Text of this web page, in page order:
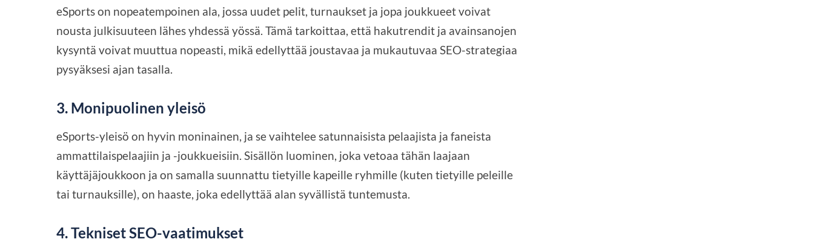
eSports on nopeatempoinen ala, jossa uudet pelit, turnaukset ja jopa joukkueet voivat
nousta julkisuuteen lähes yhdessä yössä. Tämä tarkoittaa, että hakutrendit ja avainsanojen
kysyntä voivat muuttua nopeasti, mikä edellyttää joustavaa ja mukautuvaa SEO-strategiaa
pysyäksesi ajan tasalla.
3. Monipuolinen yleisö
eSports-yleisö on hyvin moninainen, ja se vaihtelee satunnaisista pelaajista ja faneista
ammattilaispelaajiin ja -joukkueisiin. Sisällön luominen, joka vetoaa tähän laajaan
käyttäjäjoukkoon ja on samalla suunnattu tietyille kapeille ryhmille (kuten tietyille peleille
tai turnauksille), on haaste, joka edellyttää alan syvällistä tuntemusta.
4.Tekniset SEO-vaatimukset